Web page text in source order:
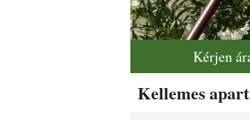
Kérjen
Kellemes